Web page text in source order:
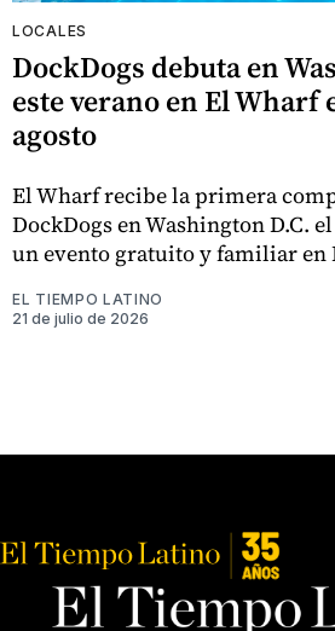
LOCALES
DockDogs debuta en
este verano en El Wharf
agosto
El Wharf recibe la primera
DockDogs en Washington D.C.
un evento gratuito y familiar en
EL TIEMPO LATINO
21 de julio de 2026